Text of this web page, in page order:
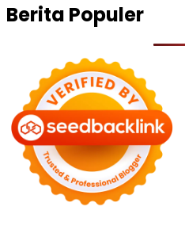
Berita Populer